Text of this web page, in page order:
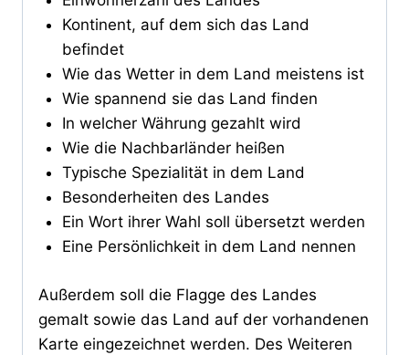
Kontinent, auf dem sich das Land
befindet
Wie das Wetter in dem Land meistens ist
Wie spannend sie das Land finden
In welcher Währung gezahlt wird
Wie die Nachbarländer heißen
Typische Spezialität in dem Land
Besonderheiten des Landes
Ein Wort ihrer Wahl soll übersetzt werden
Eine Persönlichkeit in dem Land nennen
Außerdem soll die Flagge des Landes
gemalt sowie das Land auf der vorhandenen
Karte eingezeichnet werden. Des Weiteren